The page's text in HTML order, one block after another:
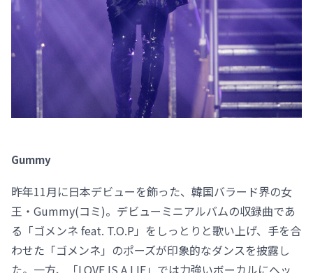
Gummy
昨年11月に日本デビューを飾った、韓国バラード界の女
王・Gummy(コミ)。デビューミニアルバムの収録曲であ
る「ゴメンネ feat. T.O.P」をしっとりと歌い上げ、手を合
わせた「ゴメンネ」のポーズが印象的なダンスを披露し
た。一方、「LOVE IS A LIE」では力強いボーカルにヘッ